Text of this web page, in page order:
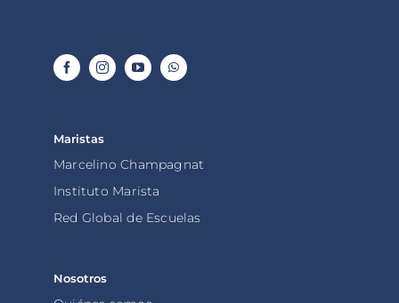
Maristas
Marcelino Champagnat
Instituto Marista
Red Global de Escuelas
Nosotros